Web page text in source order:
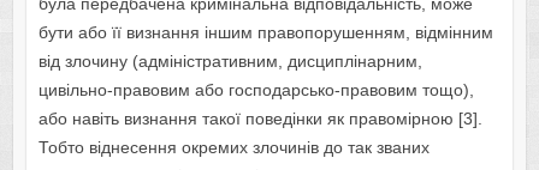
була передбачена кримінальна відповідальність, може
бути або її визнання іншим правопорушенням, відмінним
від злочину (адміністративним, дисциплінарним,
цивільно-правовим або господарсько-правовим тощо),
або навіть визнання такої поведінки як правомірною [3].
Тобто віднесення окремих злочинів до так званих